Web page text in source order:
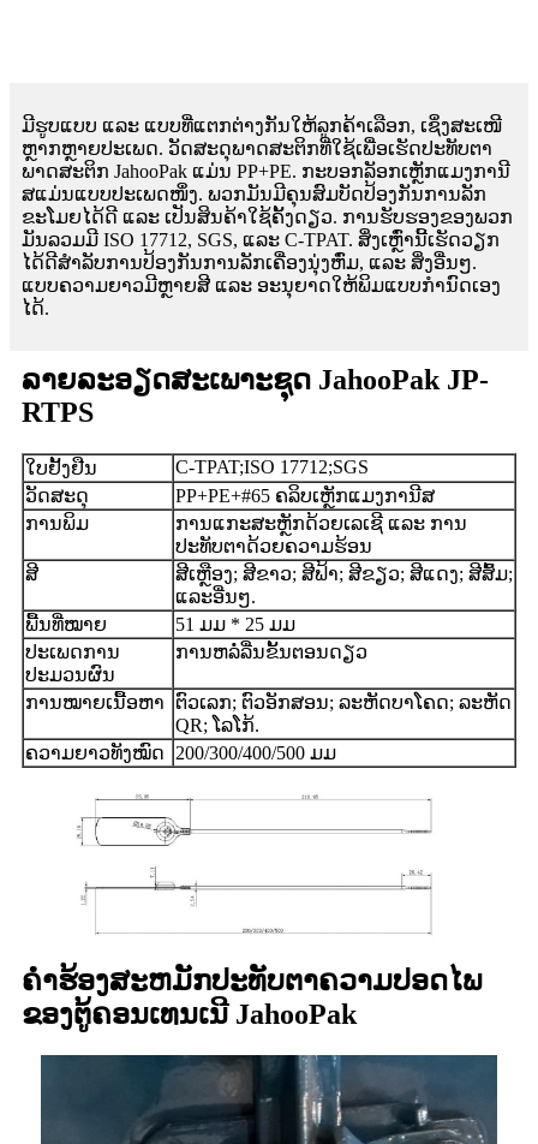
ມີຮູບແບບ ແລະ ແບບທີ່ແຕກຕ່າງກັນໃຫ້ລູກຄ້າເລືອກ, ເຊິ່ງສະເໜີ
ຫຼາກຫຼາຍປະເພດ. ວັດສະດຸພາດສະຕິກທີ່ໃຊ້ເພື່ອເຮັດປະທັບຕາ
ພາດສະຕິກ JahooPak ແມ່ນ PP+PE. ກະບອກລັອກເຫຼັກແມງການີ
ສແມ່ນແບບປະເພດໜຶ່ງ. ພວກມັນມີຄຸນສົມບັດປ້ອງກັນການລັກ
ຂະໂມຍໄດ້ດີ ແລະ ເປັນສິນຄ້າໃຊ້ຄັ້ງດຽວ. ການຮັບຮອງຂອງພວກ
ມັນລວມມີ ISO 17712, SGS, ແລະ C-TPAT. ສິ່ງເຫຼົ່ານີ້ເຮັດວຽກ
ໄດ້ດີສຳລັບການປ້ອງກັນການລັກເຄື່ອງນຸ່ງຫົ່ມ, ແລະ ສິ່ງອື່ນໆ.
ແບບຄວາມຍາວມີຫຼາຍສີ ແລະ ອະນຸຍາດໃຫ້ພິມແບບກຳນົດເອງ
ໄດ້.
ລາຍລະອຽດສະເພາະຊຸດ JahooPak JP-
RTPS
ໃບຢັ້ງຢືນ
C-TPAT;ISO 17712;SGS
ວັດສະດຸ
PP+PE+#65 ຄລິບເຫຼັກແມງການີສ
ການພິມ
ການແກະສະຫຼັກດ້ວຍເລເຊີ ແລະ ການ
ປະທັບຕາດ້ວຍຄວາມຮ້ອນ
ສີ
ສີເຫຼືອງ; ສີຂາວ; ສີຟ້າ; ສີຂຽວ; ສີແດງ; ສີສົ້ມ;
ແລະອື່ນໆ.
ພື້ນທີ່ໝາຍ
51 ມມ * 25 ມມ
ປະເພດການ
ປະມວນຜົນ
ການຫລໍ່ລື່ນຂັ້ນຕອນດຽວ
ການໝາຍເນື້ອຫາ ຕົວເລກ; ຕົວອັກສອນ; ລະຫັດບາໂຄດ; ລະຫັດ
QR; ໂລໂກ້.
ຄວາມຍາວທັງໝົດ
200/300/400/500 ມມ
ຄໍາຮ້ອງສະຫມັກປະທັບຕາຄວາມປອດໄພ
ຂອງຕູ້ຄອນເທນເນີ JahooPak